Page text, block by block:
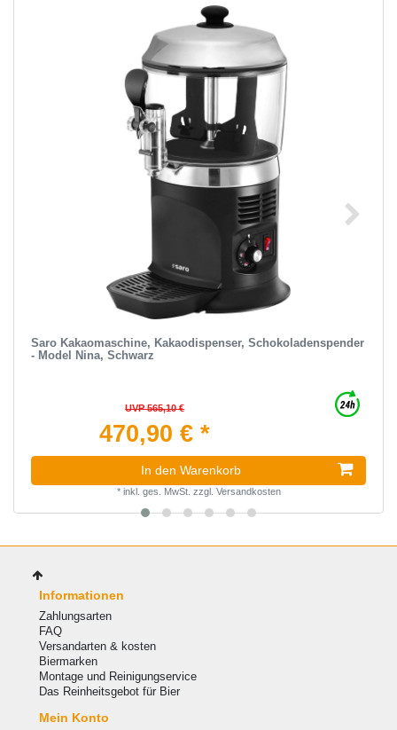
Saro Kakaomaschine, Kakaodispenser, Schokoladenspender
- Model Nina, Schwarz
UVP 565,10 €
470,90 € *
In den Warenkorb
* inkl. ges. MwSt. zzgl. Versandkosten
Informationen
Zahlungsarten
FAQ
Versandarten & kosten
Biermarken
Montage und Reinigungservice
Das Reinheitsgebot für Bier
Mein Konto